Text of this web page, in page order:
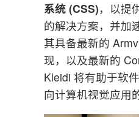
系统 (CSS)，以提
的解决方案，并加
其具备最新的
现，以及最新的
Kleidi 将有助于软
向计算机视觉应用